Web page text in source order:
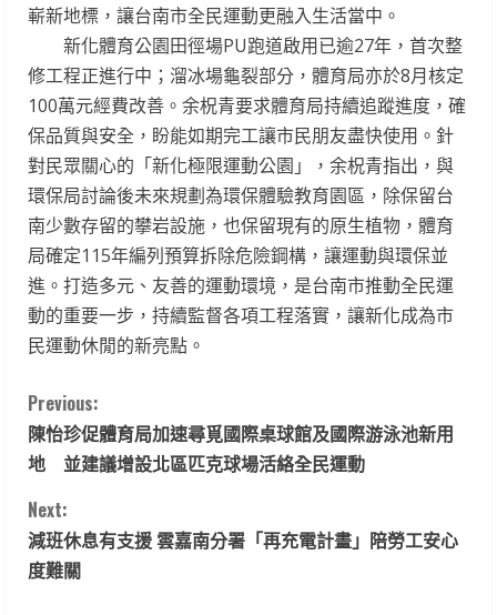
嶄新地標，讓台南市全民運動更融入生活當中。
新化體育公園田徑場PU跑道啟用已逾27年，首次整
修工程正進行中；溜冰場龜裂部分，體育局亦於8月核定
100萬元經費改善。余柷青要求體育局持續追蹤進度，確
保品質與安全，盼能如期完工讓市民朋友盡快使用。針
對民眾關心的「新化極限運動公園」，余柷青指出，與
環保局討論後未來規劃為環保體驗教育園區，除保留台
南少數存留的攀岩設施，也保留現有的原生植物，體育
局確定115年編列預算拆除危險鋼構，讓運動與環保並
進。打造多元、友善的運動環境，是台南市推動全民運
動的重要一步，持續監督各項工程落實，讓新化成為市
民運動休閒的新亮點。
C
o
n
t
i
Previous:
陳怡珍促體育局加速尋覓國際桌球館及國際游泳池新用
地 並建議增設北區匹克球場活絡全民運動
Next:
減班休息有支援 雲嘉南分署「再充電計畫」陪勞工安心
度難關